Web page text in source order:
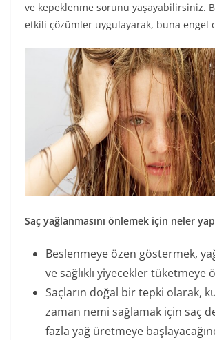
ve kepeklenme sorunu yaşayabilirsiniz.
etkili çözümler uygulayarak, buna engel
Saç yağlanmasını önlemek için neler
Beslenmeye özen göstermek,
ve sağlıklı yiyecekler tüketmeye
Saçların doğal bir tepki olarak,
zaman nemi sağlamak için saç
fazla yağ üretmeye